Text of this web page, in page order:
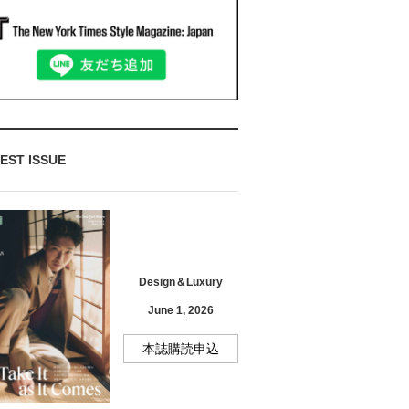
ISSUE
Design＆Luxury
June 1, 2026
本誌購読申込